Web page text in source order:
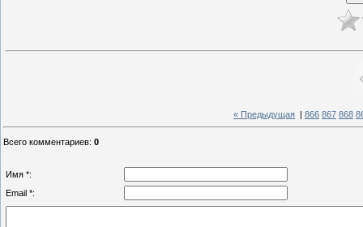
« Предыдущая 866 867 868
Всего комментариев: 0
Имя *:
Email *: